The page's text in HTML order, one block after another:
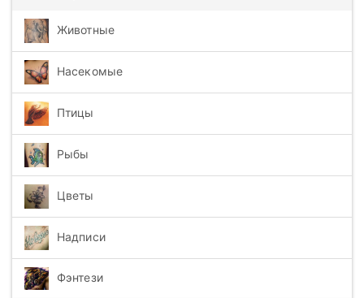
Животные
Насекомые
Птицы
Рыбы
Цветы
Надписи
Фэнтези